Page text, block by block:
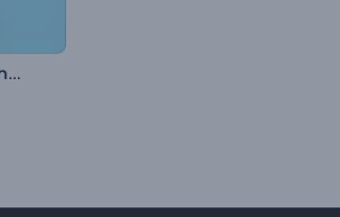
Flüssige Feiertage Logo-Enthüllung